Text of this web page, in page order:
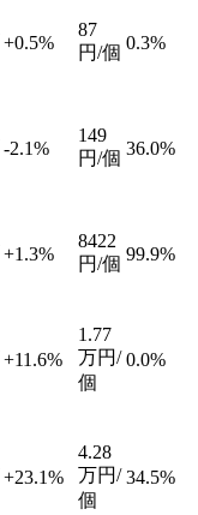
+0.5%
87
円/個 0.3%
-2.1%
149
円/個 36.0%
+1.3%
8422
円/個 99.9%
+11.6%
1.77
万円/
個
0.0%
+23.1%
4.28
万円/
個
34.5%